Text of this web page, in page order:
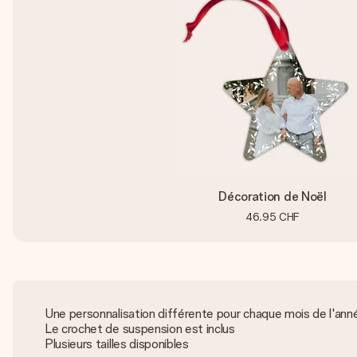
Décoration de Noël
46.95 CHF
Une personnalisation différente pour chaque mois de
Le crochet de suspension est inclus
Plusieurs tailles disponibles